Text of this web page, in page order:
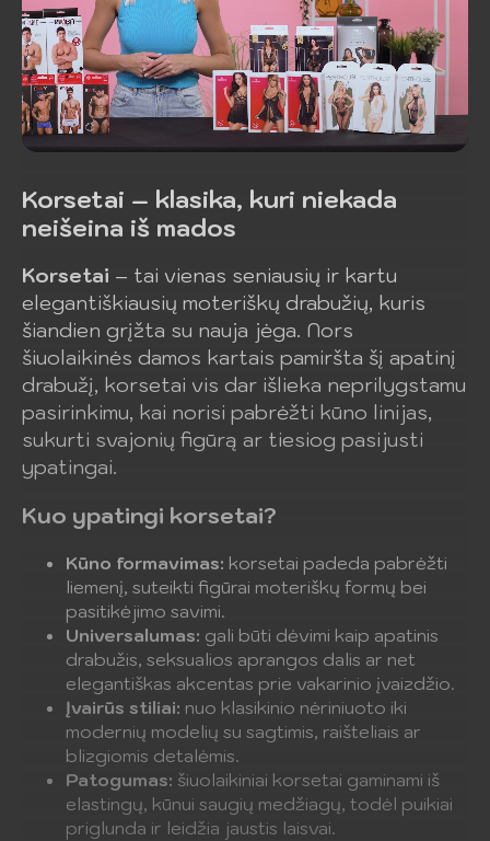
Korsetai – klasika, kuri niekada
neišeina iš mados
Korsetai – tai vienas seniausių ir kartu
elegantiškiausių moteriškų drabužių, kuris
šiandien grįžta su nauja jėga. Nors
šiuolaikinės damos kartais pamiršta šį apatinį
drabužį, korsetai vis dar išlieka neprilygstamu
pasirinkimu, kai norisi pabrėžti kūno linijas,
sukurti svajonių figūrą ar tiesiog pasijusti
ypatingai.
Kuo ypatingi korsetai?
Kūno formavimas: korsetai padeda pabrėžti
liemenį, suteikti figūrai moteriškų formų bei
pasitikėjimo savimi.
Universalumas: gali būti dėvimi kaip apatinis
drabužis, seksualios aprangos dalis ar net
elegantiškas akcentas prie vakarinio įvaizdžio.
Įvairūs stiliai: nuo klasikinio nėriniuoto iki
modernių modelių su sagtimis, raišteliais ar
blizgiomis detalėmis.
Patogumas: šiuolaikiniai korsetai gaminami iš
elastingų, kūnui saugių medžiagų, todėl puikiai
priglunda ir leidžia jaustis laisvai.